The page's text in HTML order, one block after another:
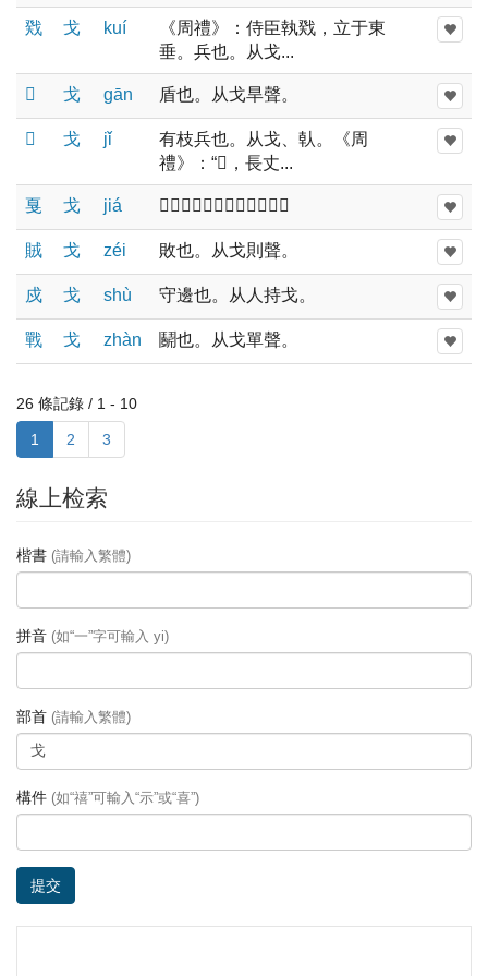
戣 戈 kuí
《周禮》：侍臣執戣，立于東
垂。兵也。从戈...
𢧀 戈 ɡān 盾也。从戈旱聲。
𢧢 戈 jǐ
有枝兵也。从戈、倝。《周
禮》：“𢧢，長丈...
戛 戈 jiá 𢧢也。从戈从𦣻。讀若棘。
賊 戈 zéi 敗也。从戈則聲。
戍 戈 shù 守邊也。从人持戈。
戰 戈 zhàn 鬬也。从戈單聲。
26 條記錄 / 1 - 10
1 2 3
線上检索
楷書 (請輸入繁體)
拼音 (如“一”字可輸入 yi)
部首 (請輸入繁體)
構件 (如“禧”可輸入“示”或“喜”)
提交